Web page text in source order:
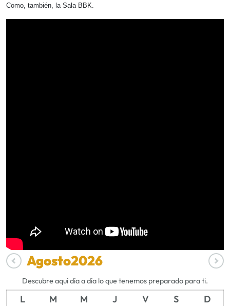
Como, también, la Sala BBK.
Agosto2026
Descubre aquí día a día lo que tenemos preparado para ti.
L M M J V S D